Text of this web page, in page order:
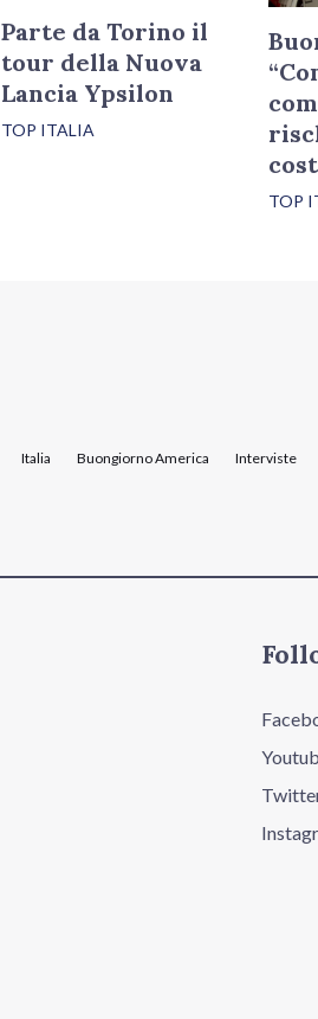
Parte da Torino il
tour della Nuova
Lancia Ypsilon
TOP ITALIA
TOP
Italia Buongiorno America Interviste